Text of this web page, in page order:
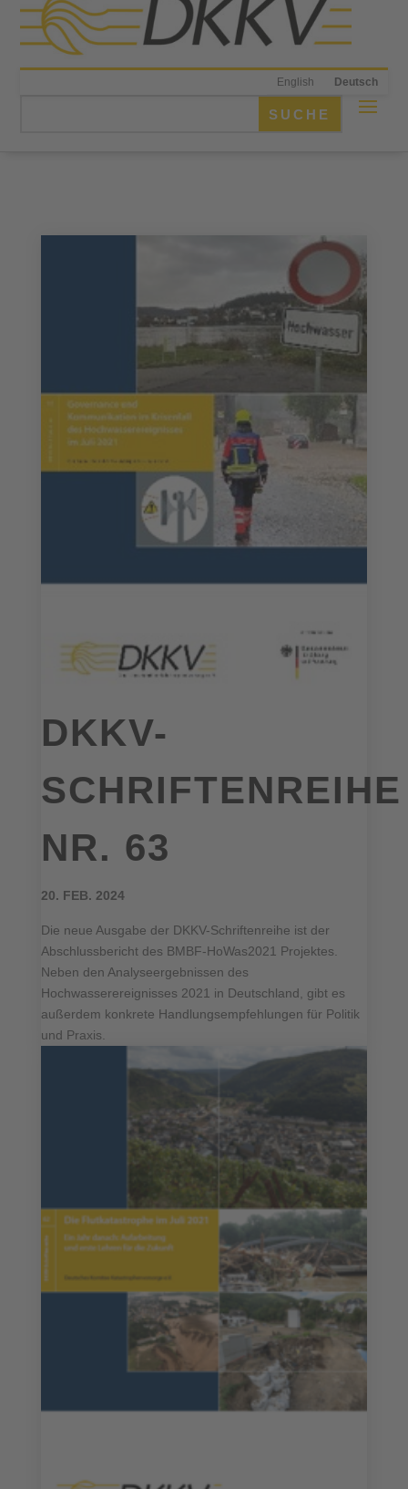
English Deutsch
DKKV-
SCHRIFTENREIHE
NR. 63
20. FEB. 2024
Die neue Ausgabe der DKKV-Schriftenreihe ist der
Abschlussbericht des BMBF-HoWas2021 Projektes.
Neben den Analyseergebnissen des
Hochwasserereignisses 2021 in Deutschland, gibt es
außerdem konkrete Handlungsempfehlungen für Politik
und Praxis.